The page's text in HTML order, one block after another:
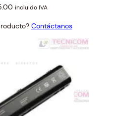
Current
is:
incluido IVA
Contáctanos